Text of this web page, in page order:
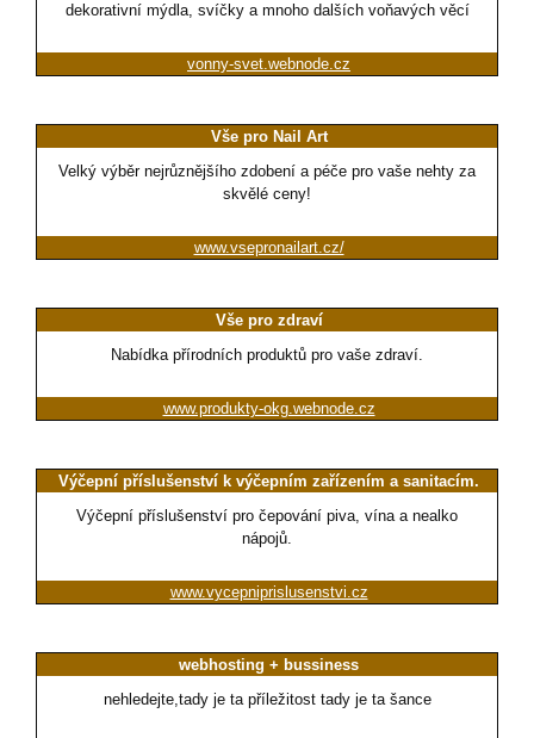
dekorativní mýdla, svíčky a mnoho dalších voňavých věcí
vonny-svet.webnode.cz
Vše pro Nail Art
Velký výběr nejrůznějšího zdobení a péče pro vaše nehty za
skvělé ceny!
www.vsepronailart.cz/
Vše pro zdraví
Nabídka přírodních produktů pro vaše zdraví.
www.produkty-okg.webnode.cz
Výčepní příslušenství k výčepním zařízením a sanitacím.
Výčepní příslušenství pro čepování piva, vína a nealko
nápojů.
www.vycepniprislusenstvi.cz
webhosting + bussiness
nehledejte,tady je ta příležitost tady je ta šance